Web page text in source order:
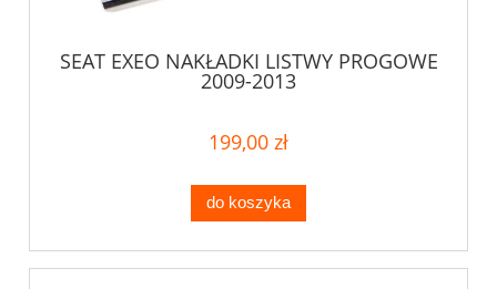
SEAT EXEO NAKŁADKI LISTWY PROGOWE
2009-2013
199,00 zł
do koszyka